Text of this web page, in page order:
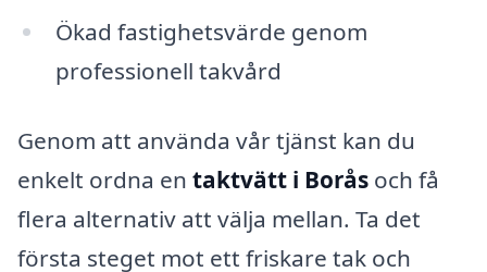
Ökad fastighetsvärde genom
professionell takvård
Genom att använda vår tjänst kan du
enkelt ordna en taktvätt i Borås och få
flera alternativ att välja mellan. Ta det
första steget mot ett friskare tak och